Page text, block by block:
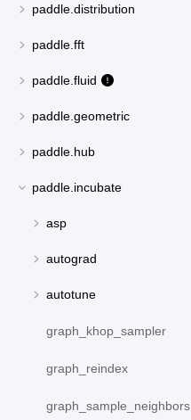
paddle.distribution
paddle.fft
paddle.fluid
paddle.geometric
paddle.hub
paddle.incubate
asp
autograd
autotune
graph_khop_sampler
graph_reindex
graph_sample_neighbors